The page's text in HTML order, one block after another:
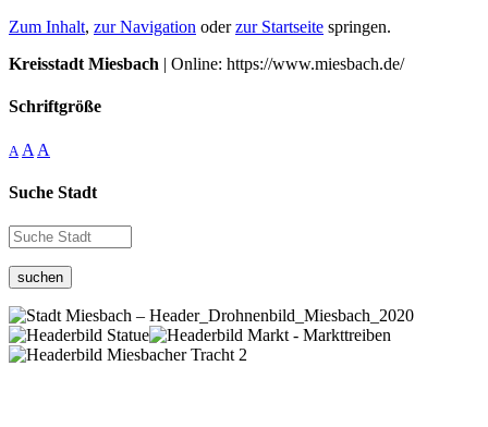
Zum Inhalt, zur Navigation oderzur Startseite springen.
Kreisstadt Miesbach | Online: https://www.miesbach.de/
Schriftgröße
A A A
Suche Stadt
suchen